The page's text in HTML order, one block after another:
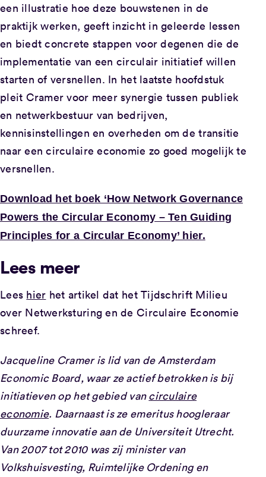
een illustratie hoe deze bouwstenen in de
praktijk werken, geeft inzicht in geleerde lessen
en biedt concrete stappen voor degenen die de
implementatie van een circulair initiatief willen
starten of versnellen. In het laatste hoofdstuk
pleit Cramer voor meer synergie tussen publiek
en netwerkbestuur van bedrijven,
kennisinstellingen en overheden om de transitie
naar een circulaire economie zo goed mogelijk te
versnellen.
Download het boek ‘How Network Governance
Powers the Circular Economy – Ten Guiding
Principles for a Circular Economy’ hier.
Lees meer
Lees hier het artikel dat het Tijdschrift Milieu
over Netwerksturing en de Circulaire Economie
schreef.
Jacqueline Cramer is lid van de Amsterdam
Economic Board, waar ze actief betrokken is bij
initiatieven op het gebied vancirculaire
economie. Daarnaast is ze emeritus hoogleraar
duurzame innovatie aan de Universiteit Utrecht.
Van 2007 tot 2010 was zij minister van
Volkshuisvesting, Ruimtelijke Ordening en